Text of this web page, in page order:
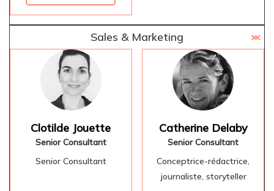
Sales & Marketing
Clotilde Jouette
Senior Consultant
Senior Consultant
Catherine Delaby
Senior Consultant
Conceptrice-rédactrice,
journaliste, storyteller